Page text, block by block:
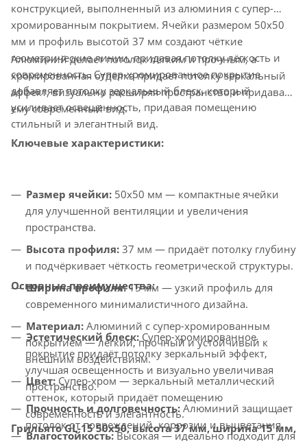
конструкцией, выполненный из алюминия с супер-
хромированным покрытием. Ячейки размером 50x50
мм и профиль высотой 37 мм создают чёткие
геометрические линии, придавая потолку лёгкость и
современность. Супер-хромированное покрытие
добавляет потолку зеркальный блеск, который
усиливает освещенность, придавая помещению
стильный и элегантный вид.
Алюминий делает потолок лёгким и прочным, а
хромированная отделка придает потолку зеркальный
эффект, визуально расширяя пространство и придавая
ему современный вид.
Ключевые характеристики:
Размер ячейки: 50x50 мм — компактные ячейки
для улучшенной вентиляции и увеличения
пространства.
Высота профиля: 37 мм — придаёт потолку глубину
и подчёркивает чёткость геометрической структуры.
Ширина профиля:15 мм — узкий профиль для
современного минималистичного дизайна.
Материал: Алюминий с супер-хромированным
покрытием — лёгкий, прочный и устойчивый к
внешним воздействиям.
Цвет: Супер-хром — зеркальный металлический
оттенок, который придаёт помещению
современность и элегантность.
Влагостойкость:Высокая — идеально подходит для
Основные преимущества:
Эстетический блеск: Супер-хромированное
покрытие придаёт потолку зеркальный эффект,
улучшая освещенность и визуально увеличивая
пространство.
Прочность и долговечность: Алюминий защищает
потолок от повреждений, коррозии и выцветания.
Грильято GL-15 50x50, высота 37 мм, ширина 15 мм,